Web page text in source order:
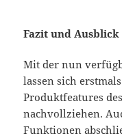
Fazit und Ausblick
Mit der nun
lassen sich
Produktfeatures
nachvollziehen.
Funktionen